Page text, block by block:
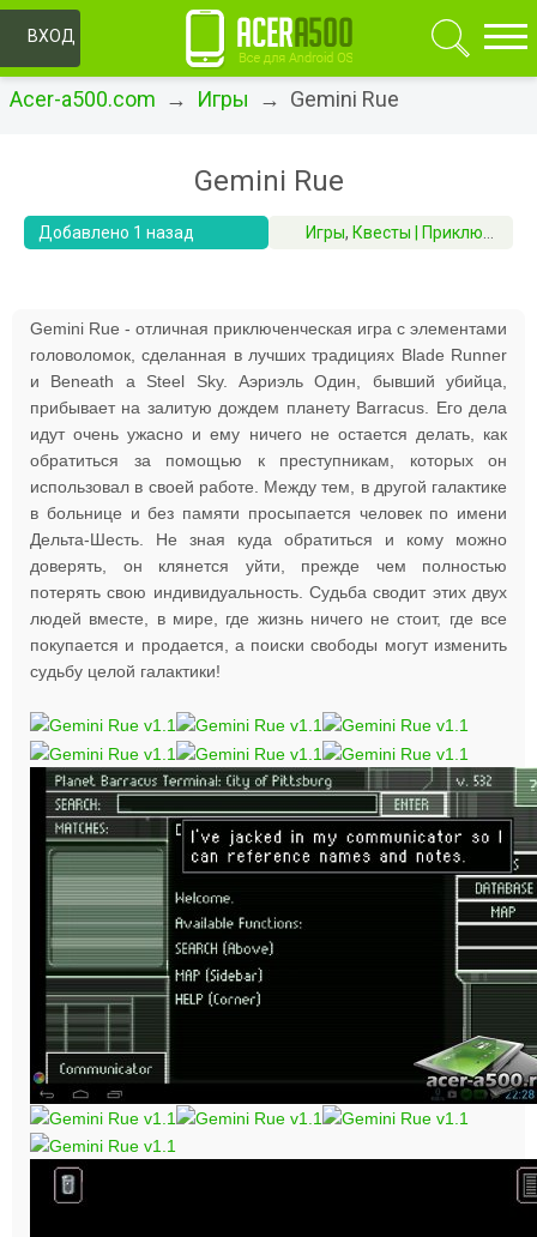
ВХОД
Acer-a500.com → Игры → Gemini Rue
Gemini Rue
Добавлено 1 назад Игры, Квесты | Приключения | RPG
Gemini Rue - отличная приключенческая игра с элементами
головоломок, сделанная в лучших традициях Blade Runner
и Beneath a Steel Sky. Аэриэль Один, бывший убийца,
прибывает на залитую дождем планету Barracus. Его дела
идут очень ужасно и ему ничего не остается делать, как
обратиться за помощью к преступникам, которых он
использовал в своей работе. Между тем, в другой галактике
в больнице и без памяти просыпается человек по имени
Дельта-Шесть. Не зная куда обратиться и кому можно
доверять, он клянется уйти, прежде чем полностью
потерять свою индивидуальность. Судьба сводит этих двух
людей вместе, в мире, где жизнь ничего не стоит, где все
покупается и продается, а поиски свободы могут изменить
судьбу целой галактики!